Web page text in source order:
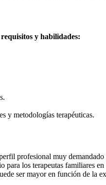
requisitos y habilidades:
y metodologías terapéuticas.
profesional muy
los terapeutas familiares en
ser mayor en función de la